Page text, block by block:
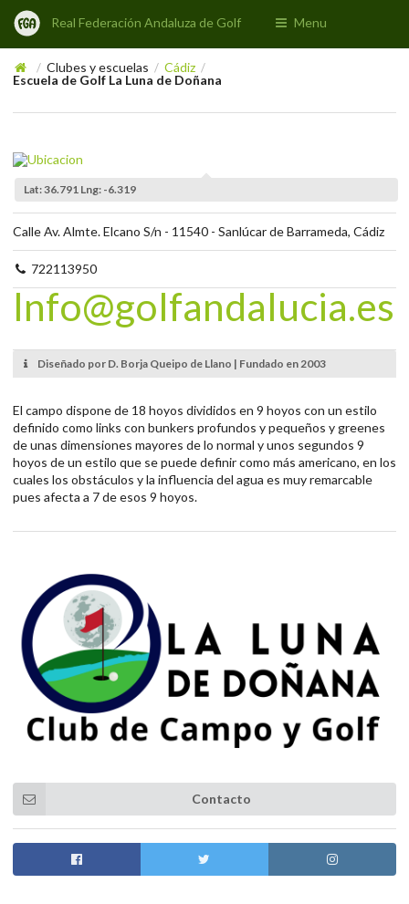
Real Federación Andaluza de Golf Menu
/ Clubes y escuelas / Cádiz /
Escuela de Golf La Luna de Doñana
Lat: 36.791 Lng: -6.319
Calle Av. Almte. Elcano S/n - 11540 - Sanlúcar de Barrameda, Cádiz
722113950
Info@golfandalucia.es
Diseñado por D. Borja Queipo de Llano | Fundado en 2003
El campo dispone de 18 hoyos divididos en 9 hoyos con un estilo
definido como links con bunkers profundos y pequeños y greenes
de unas dimensiones mayores de lo normal y unos segundos 9
hoyos de un estilo que se puede definir como más americano, en los
cuales los obstáculos y la influencia del agua es muy remarcable
pues afecta a 7 de esos 9 hoyos.
Contacto